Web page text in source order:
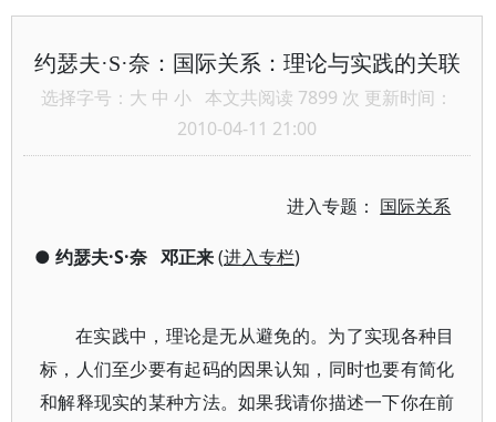
约瑟夫·S·奈：国际关系：理论与实践的关联
选择字号： 大 中 小 本文共阅读 7899 次 更新时间：
2010-04-11 21:00
进入专题： 国际关系
● 约瑟夫·S·奈 邓正来(进入专栏)
在实践中，理论是无从避免的。为了实现各种目
标，人们至少要有起码的因果认知，同时也要有简化
和解释现实的某种方法。如果我请你描述一下你在前